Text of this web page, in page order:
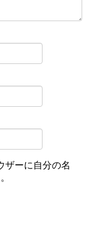
ザーに自分の名